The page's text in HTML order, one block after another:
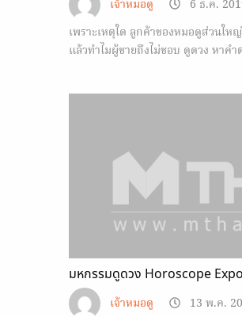
เจ้าหมอดู
6 ธ.ค.
เพราะเหตุใด ลูกค้าของหมอดูส่วนใ
แล้วทำไมผู้ชายถึงไม่ชอบ ดูดวง หาค
มหกรรมดูดวง Horoscope
เจ้าหมอดู
13 พ.ค.